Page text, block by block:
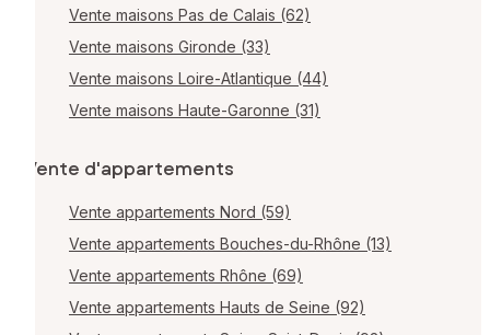
Vente maisons Pas de Calais (62)
Vente maisons Gironde (33)
Vente maisons Loire-Atlantique (44)
Vente maisons Haute-Garonne (31)
Vente d'appartements
Vente appartements Nord (59)
Vente appartements Bouches-du-Rhône (13)
Vente appartements Rhône (69)
Vente appartements Hauts de Seine (92)